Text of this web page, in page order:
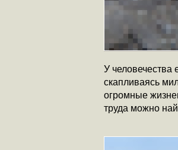
У человечества
скапливаясь
огромные
труда можно